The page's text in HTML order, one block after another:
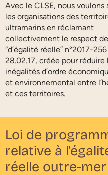
Avec le CLSE, nous voulons
les organisations des
ultramarins en réclamant
collectivement le respect
“d’égalité réelle” n°2017-256
28.02.17, créée pour réduire
inégalités d’ordre
et environnemental entre
et ces territoires.
Loi de
relative à
réelle outre-mer